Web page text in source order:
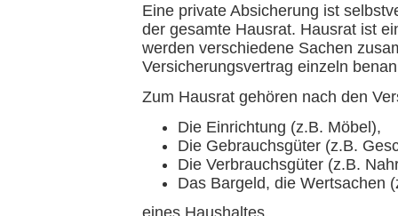
Eine private Absicherung ist
der gesamte Hausrat. Hausrat ist
werden verschiedene Sachen
Versicherungsvertrag einzeln
Zum Hausrat gehören nach den
Die Einrichtung (z.B. Möbel),
Die Gebrauchsgüter (z.B.
Die Verbrauchsgüter (z.B.
Das Bargeld, die Wertsachen